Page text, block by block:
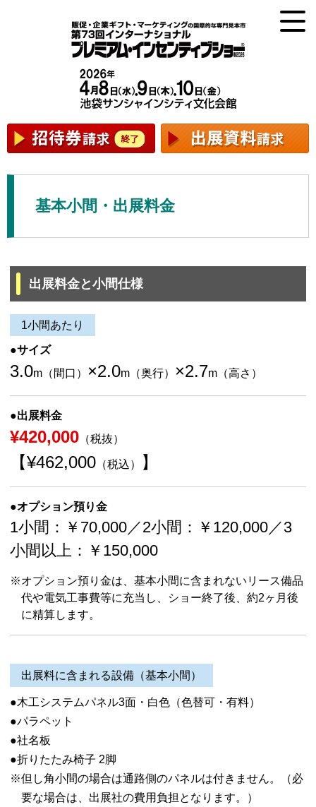
基本小間・出展料金
出展料金と小間仕様
1小間あたり
●サイズ
3.0m（間口） ×2.0m（奥行） ×2.7m（高さ）
●出展料金
¥420,000 （税抜）
【¥462,000 （税込） 】
●オプション預り金
1小間：￥70,000／2小間：￥120,000／3
小間以上：￥150,000
オプション預り金は、基本小間に含まれないリース備品
代や電気工事費等に充当し、ショー終了後、約2ヶ月後
に精算します。
出展料に含まれる設備（基本小間）
木工システムパネル3面・白色（色替可・有料）
パラペット
社名板
折りたたみ椅子 2脚
但し角小間の場合は通路側のパネルは付きません。（必
要な場合は、出展社の費用負担となります。）